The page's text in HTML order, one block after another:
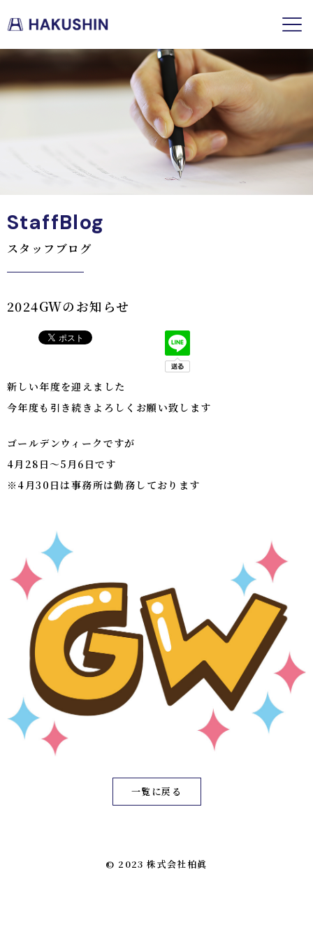
StaffBlog
スタッフブログ
2024GWのお知らせ
新しい年度を迎えました
今年度も引き続きよろしくお願い致します
ゴールデンウィークですが
4月28日～5月6日です
※4月30日は事務所は勤務しております
一覧に戻る
© 2023 株式会社柏眞